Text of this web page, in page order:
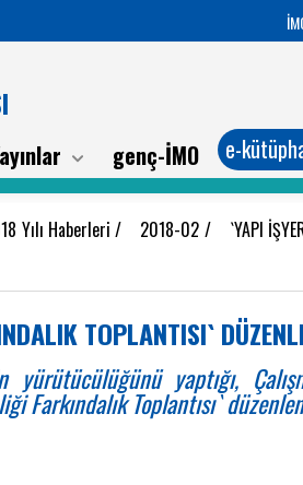
genç-İMO e-
Yılı Haberleri/ 2018-02 / `YAPI
TOPLANTISI`
yaptığı,
Farkındalık Toplantısı`